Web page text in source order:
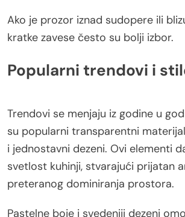
Ako je prozor iznad sudopere ili
kratke zavese često su bolji izbor.
Popularni trendovi i
Trendovi se menjaju iz godine u
su popularni transparentni
i jednostavni dezeni. Ovi elementi
svetlost kuhinji, stvarajući prijatan
preteranog dominiranja prostora.
Pastelne boje i svedeniji dezeni